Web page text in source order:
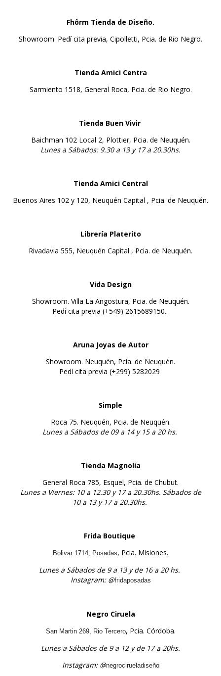
Fhôrm Tienda de Diseño.
Showroom. Pedí cita previa, Cipolletti, Pcia. de Rio Negro.
Tienda Amici Centra
Sarmiento 1518, General Roca, Pcia. de Rio Negro.
Tienda Buen Vivir
Baichman 102 Local 2, Plottier, Pcia. de Neuquén.
Lunes a Sábados: 9.30 a 13 y 17 a 20.30hs.
Tienda Amici Central
Buenos Aires 102 y 120, Neuquén Capital , Pcia. de Neuquén.
Librería Platerito
Rivadavia 555, Neuquén Capital , Pcia. de Neuquén.
Vida Design
Showroom. Villa La Angostura, Pcia. de Neuquén.
Pedí cita previa (+549) 2615689150.
Aruna Joyas de Autor
Showroom. Neuquén, Pcia. de Neuquén.
Pedí cita previa (+299) 5282029
Simple
Roca 75. Neuquén, Pcia. de Neuquén.
Lunes a Sábados de 09 a 14 y 15 a 20 hs.
Tienda Magnolia
General Roca 785, Esquel, Pcia. de Chubut.
Lunes a Viernes: 10 a 12.30 y 17 a 20.30hs. Sábados de
10 a 13 y 17 a 20.30hs.
Frida Boutique
Bolivar 1714, Posadas, Pcia. Misiones.
Lunes a Sábados de 9 a 13 y de 16 a 20 hs.
Instagram: @fridaposadas
Negro Ciruela
San Martin 269, Rio Tercero, Pcia. Córdoba.
Lunes a Sábados de 9 a 12 y de 17 a 20hs.
Instagram: @negrocirueladiseño